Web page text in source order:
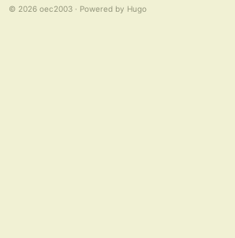
© 2026 oec2003 · Powered by Hugo